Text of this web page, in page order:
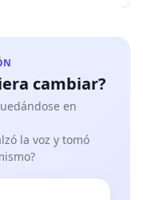
cambiar?
en
la voz y tomó